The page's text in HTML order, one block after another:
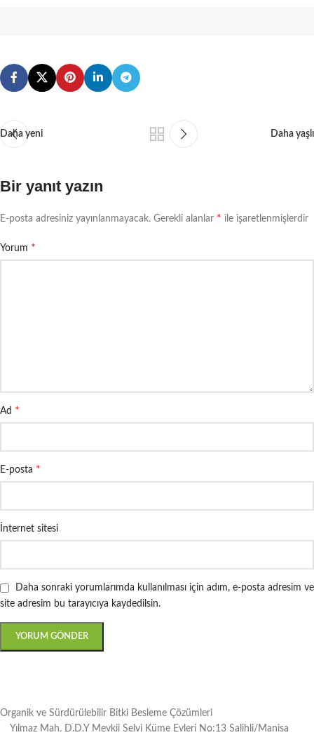
Daha yeni Daha yaşlı
Bir yanıt yazın
E-posta adresiniz yayınlanmayacak. Gerekli alanlar * ile işaretlenmişlerdir
Yorum *
Ad *
E-posta *
İnternet sitesi
Daha sonraki yorumlarımda kullanılması için adım, e-posta adresim ve
site adresim bu tarayıcıya kaydedilsin.
Organik ve Sürdürülebilir Bitki Besleme Çözümleri
Yılmaz Mah. D.D.Y Mevkii Selvi Küme Evleri No:13 Salihli/Manisa